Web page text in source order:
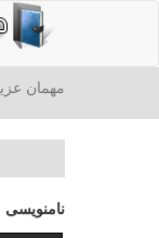
مهمان
نامنویسی